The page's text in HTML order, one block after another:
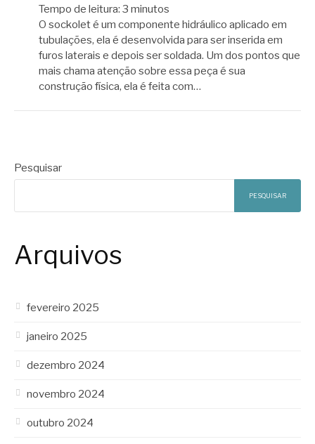
Tempo de leitura: 3 minutos
O sockolet é um componente hidráulico aplicado em
tubulações, ela é desenvolvida para ser inserida em
furos laterais e depois ser soldada. Um dos pontos que
mais chama atenção sobre essa peça é sua
construção física, ela é feita com…
Pesquisar
PESQUISAR
Arquivos
fevereiro 2025
janeiro 2025
dezembro 2024
novembro 2024
outubro 2024